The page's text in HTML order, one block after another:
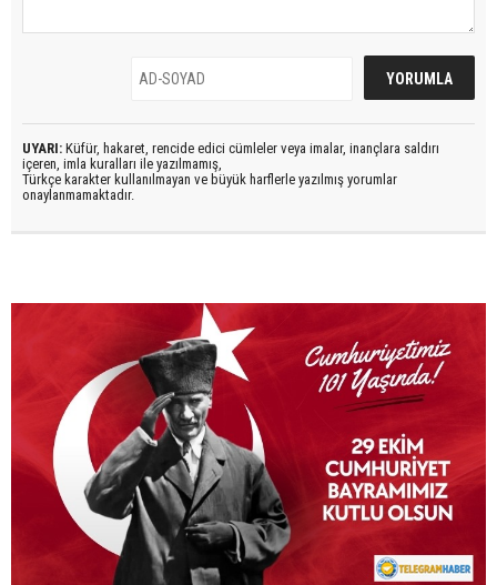
UYARI: Küfür, hakaret, rencide edici cümleler veya imalar, inançlara saldırı
içeren, imla kuralları ile yazılmamış,
Türkçe karakter kullanılmayan ve büyük harflerle yazılmış yorumlar
onaylanmamaktadır.